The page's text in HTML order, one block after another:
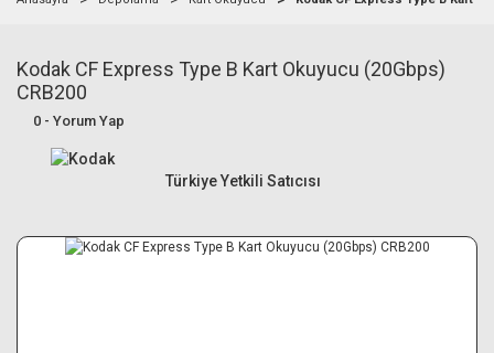
Canon R6 Mark IIIBundle Setler
Alışverişe
Kodak CF Express Type B Kart Okuyucu (20Gbps)
CRB200
0 - Yorum Yap
Türkiye Yetkili Satıcısı